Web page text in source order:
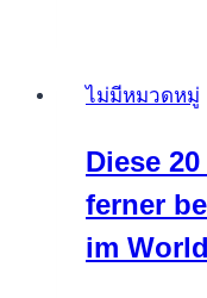
ไม่มีหมวดหมู่
Diese
ferner
im